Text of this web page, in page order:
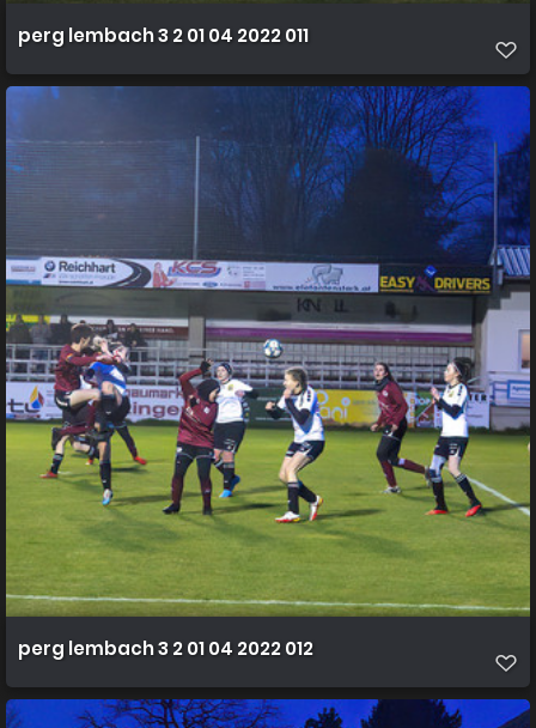
perg lembach 3 2 01 04 2022 011
perg lembach 3 2 01 04 2022 012